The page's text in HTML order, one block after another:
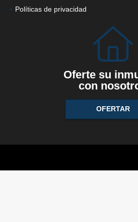
Políticas de privacidad
Oferte su
con
OFERTAR